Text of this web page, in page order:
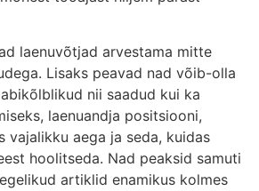
laenuvõtjad arvestama mitte
Lisaks peavad nad võib-olla
nii saadud kui ka
laenuandja positsiooni,
vajalikku aega ja seda, kuidas
hoolitseda. Nad peaksid samuti
artiklid enamikus kolmes